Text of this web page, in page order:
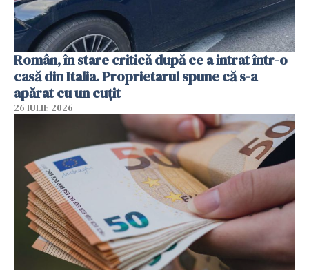
Român, în stare critică după ce a intrat într-o
casă din Italia. Proprietarul spune că s-a
apărat cu un cuțit
26 IULIE 2026